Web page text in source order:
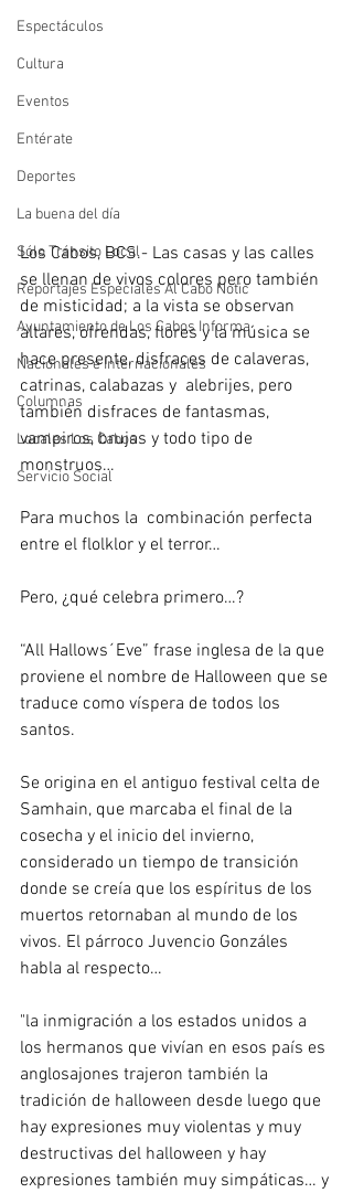
Espectáculos
Cultura
Eventos
Entérate
Deportes
La buena del día
Sólo Tránsito Local
Reportajes Especiales Al Cabo Notic
Ayuntamiento de Los Cabos Informa
Nacionales e Internacionales
Columnas
Locales Los Cabos
Servicio Social
Los Cabos, BCS.- Las casas y las calles
se llenan de vivos colores pero también
de misticidad; a la vista se observan
altares, ofrendas, flores y la música se
hace presente, disfraces de calaveras,
catrinas, calabazas y  alebrijes, pero
también disfraces de fantasmas,
vampiros, brujas y todo tipo de
monstruos…
Para muchos la  combinación perfecta
entre el flolklor y el terror…
Pero, ¿qué celebra primero…?
“All Hallows´Eve” frase inglesa de la que
proviene el nombre de Halloween que se
traduce como víspera de todos los
santos.
Se origina en el antiguo festival celta de
Samhain, que marcaba el final de la
cosecha y el inicio del invierno,
considerado un tiempo de transición
donde se creía que los espíritus de los
muertos retornaban al mundo de los
vivos. El párroco Juvencio Gonzáles
habla al respecto…
"la inmigración a los estados unidos a
los hermanos que vivían en esos país es
anglosajones trajeron también la
tradición de halloween desde luego que
hay expresiones muy violentas y muy
destructivas del halloween y hay
expresiones también muy simpáticas… y